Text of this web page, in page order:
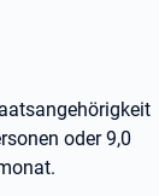
oder 9,0